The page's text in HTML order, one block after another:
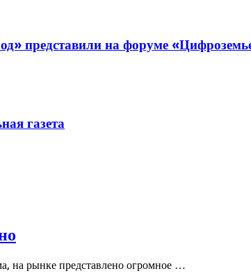
представили на форуме
газета
на рынке представлено огромное …